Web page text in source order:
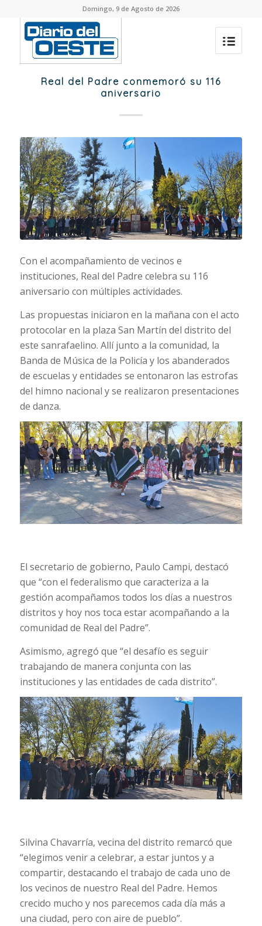
Domingo, 9 de Agosto de 2026
Real del Padre conmemoró su 116
aniversario
Con el acompañamiento de vecinos e
instituciones, Real del Padre celebra su 116
aniversario con múltiples actividades.
Las propuestas iniciaron en la mañana con el acto
protocolar en la plaza San Martín del distrito del
este sanrafaelino. Allí junto a la comunidad, la
Banda de Música de la Policía y los abanderados
de escuelas y entidades se entonaron las estrofas
del himno nacional y se realizaron presentaciones
de danza.
El secretario de gobierno, Paulo Campi, destacó
que “con el federalismo que caracteriza a la
gestión acompañamos todos los días a nuestros
distritos y hoy nos toca estar acompañando a la
comunidad de Real del Padre”.
Asimismo, agregó que “el desafío es seguir
trabajando de manera conjunta con las
instituciones y las entidades de cada distrito”.
Silvina Chavarría, vecina del distrito remarcó que
“elegimos venir a celebrar, a estar juntos y a
compartir, destacando el trabajo de cada uno de
los vecinos de nuestro Real del Padre. Hemos
crecido mucho y nos parecemos cada día más a
una ciudad, pero con aire de pueblo”.